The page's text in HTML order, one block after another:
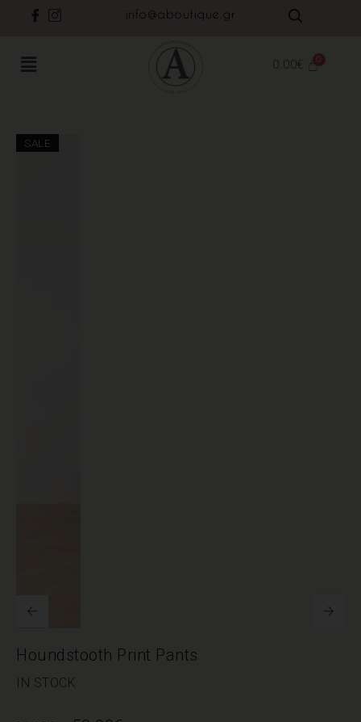
info@aboutique.gr
0.00€
SALE
Houndstooth Print Pants
IN STOCK